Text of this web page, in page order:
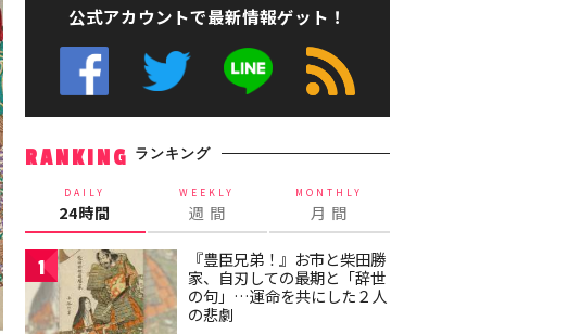
公式アカウントで最新情報ゲット！
RANKING ランキング
DAILY
24時間
WEEKLY
週 間
MONTHLY
月 間
1
『豊臣兄弟！』お市と柴田勝
家、自刃しての最期と「辞世
の句」…運命を共にした２人
の悲劇